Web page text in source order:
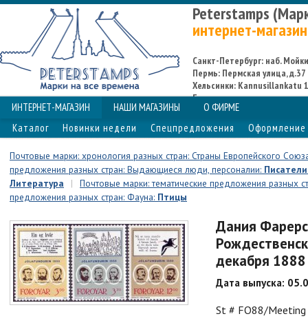
Peterstamps
интернет-магазин
Санкт-Петербург: наб.
Пермь: Пермская улица, д.37
Хельсинки: Kannusillankatu
Espoo
ИНТЕРНЕТ-МАГАЗИН НАШИ МАГАЗИНЫ
О ФИРМЕ
Каталог
Новинки недели Спецпредложения Оформление
Почтовые марки: хронология разных стран: Страны Европейского
предложения разных стран: Выдающиеся люди, персоналии:
Литература
|
Почтовые марки: тематические предложения разных
предложения разных стран: Фауна: Птицы
Дания
декабря 1888
Дата выпуска:
St # FO88/Meeting